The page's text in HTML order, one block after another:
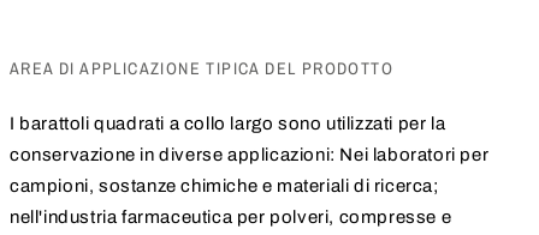
AREA DI APPLICAZIONE TIPICA DEL PRODOTTO
I barattoli quadrati a collo largo sono utilizzati per la
conservazione in diverse applicazioni: Nei laboratori per
campioni, sostanze chimiche e materiali di ricerca;
nell'industria farmaceutica per polveri, compresse e